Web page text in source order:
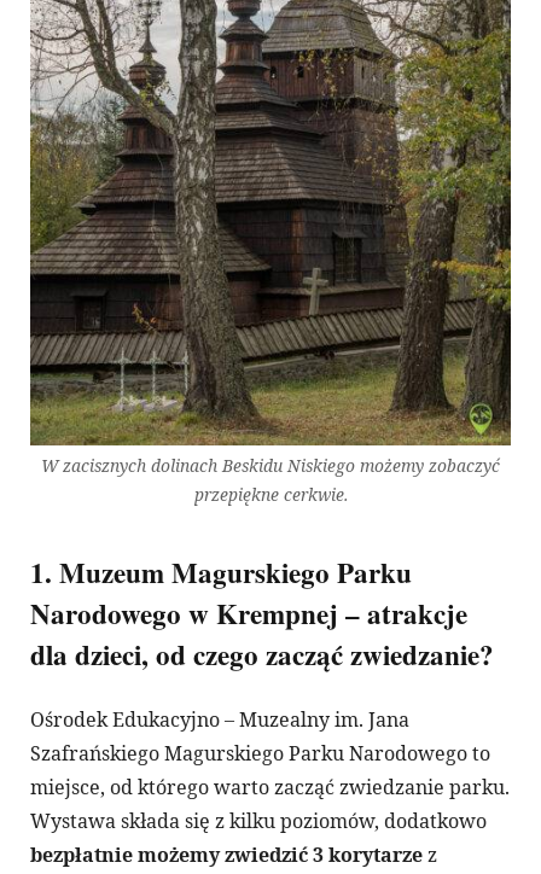
W zacisznych dolinach Beskidu Niskiego możemy zobaczyć
przepiękne cerkwie.
1. Muzeum Magurskiego Parku
Narodowego w Krempnej – atrakcje
dla dzieci, od czego zacząć zwiedzanie?
Ośrodek Edukacyjno – Muzealny im. Jana
Szafrańskiego Magurskiego Parku Narodowego to
miejsce, od którego warto zacząć zwiedzanie parku.
Wystawa składa się z kilku poziomów, dodatkowo
bezpłatnie możemy zwiedzić 3 korytarzez